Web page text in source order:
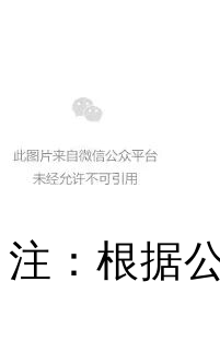
注：根据